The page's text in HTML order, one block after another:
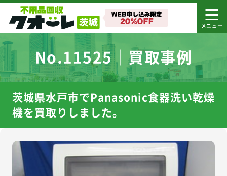
No.11525｜買取事例
茨城県水戸市でPanasonic食器洗い乾燥
機を買取りしました。